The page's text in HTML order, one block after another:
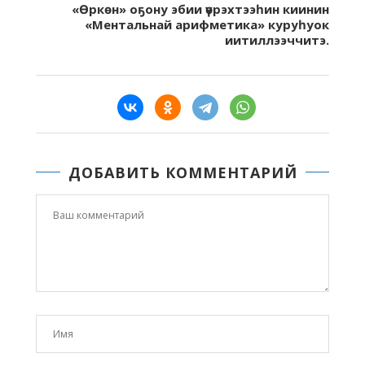
«Өркөн» оҕону эбии үөрэхтээһин киинин
«Ментальнай арифметика» куруһуок
иитиллээччитэ.
ДОБАВИТЬ КОММЕНТАРИЙ